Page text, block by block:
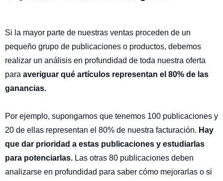
Si la mayor parte de nuestras ventas proceden de un
pequeño grupo de publicaciones o productos, debemos
realizar un análisis en profundidad de toda nuestra oferta
para averiguar qué artículos representan el 80% de las
ganancias.
Por ejemplo, supongamos que tenemos 100 publicaciones y
20 de ellas representan el 80% de nuestra facturación. Hay
que dar prioridad a estas publicaciones y estudiarlas
para potenciarlas. Las otras 80 publicaciones deben
analizarse en profundidad para saber cómo mejorarlas o si